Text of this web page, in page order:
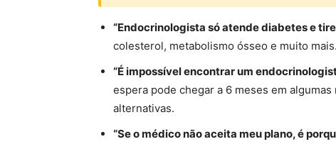
“Endocrinologista só atende diabetes e
colesterol, metabolismo ósseo e muito mais.
“É impossível encontrar um
espera pode chegar a 6 meses em
alternativas.
“Se o médico não aceita meu plano, é